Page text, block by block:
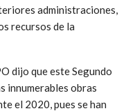
administraciones,
recursos de la
dijo que este Segundo
innumerables obras
el 2020, pues se han